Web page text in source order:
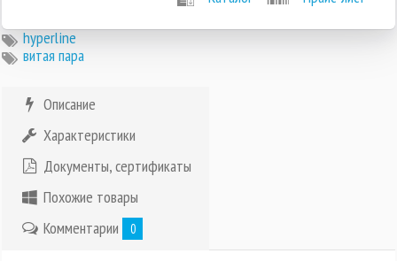
hyperline
витая пара
Описание
Характеристики
Документы, сертификаты
Похожие товары
Комментарии
0